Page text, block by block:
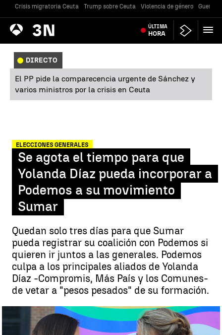
Crisis migratoria Ceuta Trump sobre Ceuta Violencia de género Guerra
Antena
3 Noticias ÚLTIMA
HORA
DIRECTO
El PP pide la comparecencia urgente de Sánchez y
varios ministros por la crisis en Ceuta
ELECCIONES GENERALES
Se agota el tiempo para que
Yolanda Díaz pueda incorporar a
Podemos a su movimiento
Sumar
Quedan solo tres días para que Sumar
pueda registrar su coalición con Podemos si
quieren ir juntos a las generales. Podemos
culpa a los principales aliados de Yolanda
Díaz -Compromis, Más País y los Comunes-
de vetar a "pesos pesados" de su formación.
Se agota el tiempo para que Yolanda Díaz pueda incorporar a
Podemos a su movimiento Sumar |EFE